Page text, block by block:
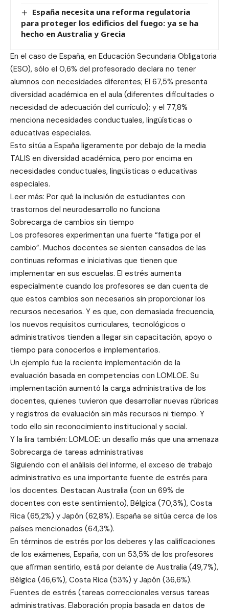
España necesita una reforma regulatoria
para proteger los edificios del fuego: ya se ha
hecho en Australia y Grecia
En el caso de España, en Educación Secundaria Obligatoria
(ESO), sólo el 0,6% del profesorado declara no tener
alumnos con necesidades diferentes; El 67,5% presenta
diversidad académica en el aula (diferentes dificultades o
necesidad de adecuación del currículo); y el 77,8%
menciona necesidades conductuales, lingüísticas o
educativas especiales.
Esto sitúa a España ligeramente por debajo de la media
TALIS en diversidad académica, pero por encima en
necesidades conductuales, lingüísticas o educativas
especiales.
Leer más: Por qué la inclusión de estudiantes con
trastornos del neurodesarrollo no funciona
Sobrecarga de cambios sin tiempo
Los profesores experimentan una fuerte “fatiga por el
cambio”. Muchos docentes se sienten cansados ​​de las
continuas reformas e iniciativas que tienen que
implementar en sus escuelas. El estrés aumenta
especialmente cuando los profesores se dan cuenta de
que estos cambios son necesarios sin proporcionar los
recursos necesarios. Y es que, con demasiada frecuencia,
los nuevos requisitos curriculares, tecnológicos o
administrativos tienden a llegar sin capacitación, apoyo o
tiempo para conocerlos e implementarlos.
Un ejemplo fue la reciente implementación de la
evaluación basada en competencias con LOMLOE. Su
implementación aumentó la carga administrativa de los
docentes, quienes tuvieron que desarrollar nuevas rúbricas
y registros de evaluación sin más recursos ni tiempo. Y
todo ello sin reconocimiento institucional y social.
Y la lira también: LOMLOE: un desafío más que una amenaza
Sobrecarga de tareas administrativas
Siguiendo con el análisis del informe, el exceso de trabajo
administrativo es una importante fuente de estrés para
los docentes. Destacan Australia (con un 69% de
docentes con este sentimiento), Bélgica (70,3%), Costa
Rica (65,2%) y Japón (62,8%). España se sitúa cerca de los
países mencionados (64,3%).
En términos de estrés por los deberes y las calificaciones
de los exámenes, España, con un 53,5% de los profesores
que afirman sentirlo, está por delante de Australia (49,7%),
Bélgica (46,6%), Costa Rica (53%) y Japón (36,6%).
Fuentes de estrés (tareas correccionales versus tareas
administrativas. Elaboración propia basada en datos de